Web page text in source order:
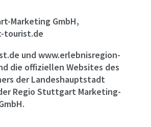
Marketing GmbH,
tourist.de
und www.erlebnisregion-
die offiziellen Websites des
der Landeshauptstadt
Regio Stuttgart Marketing-